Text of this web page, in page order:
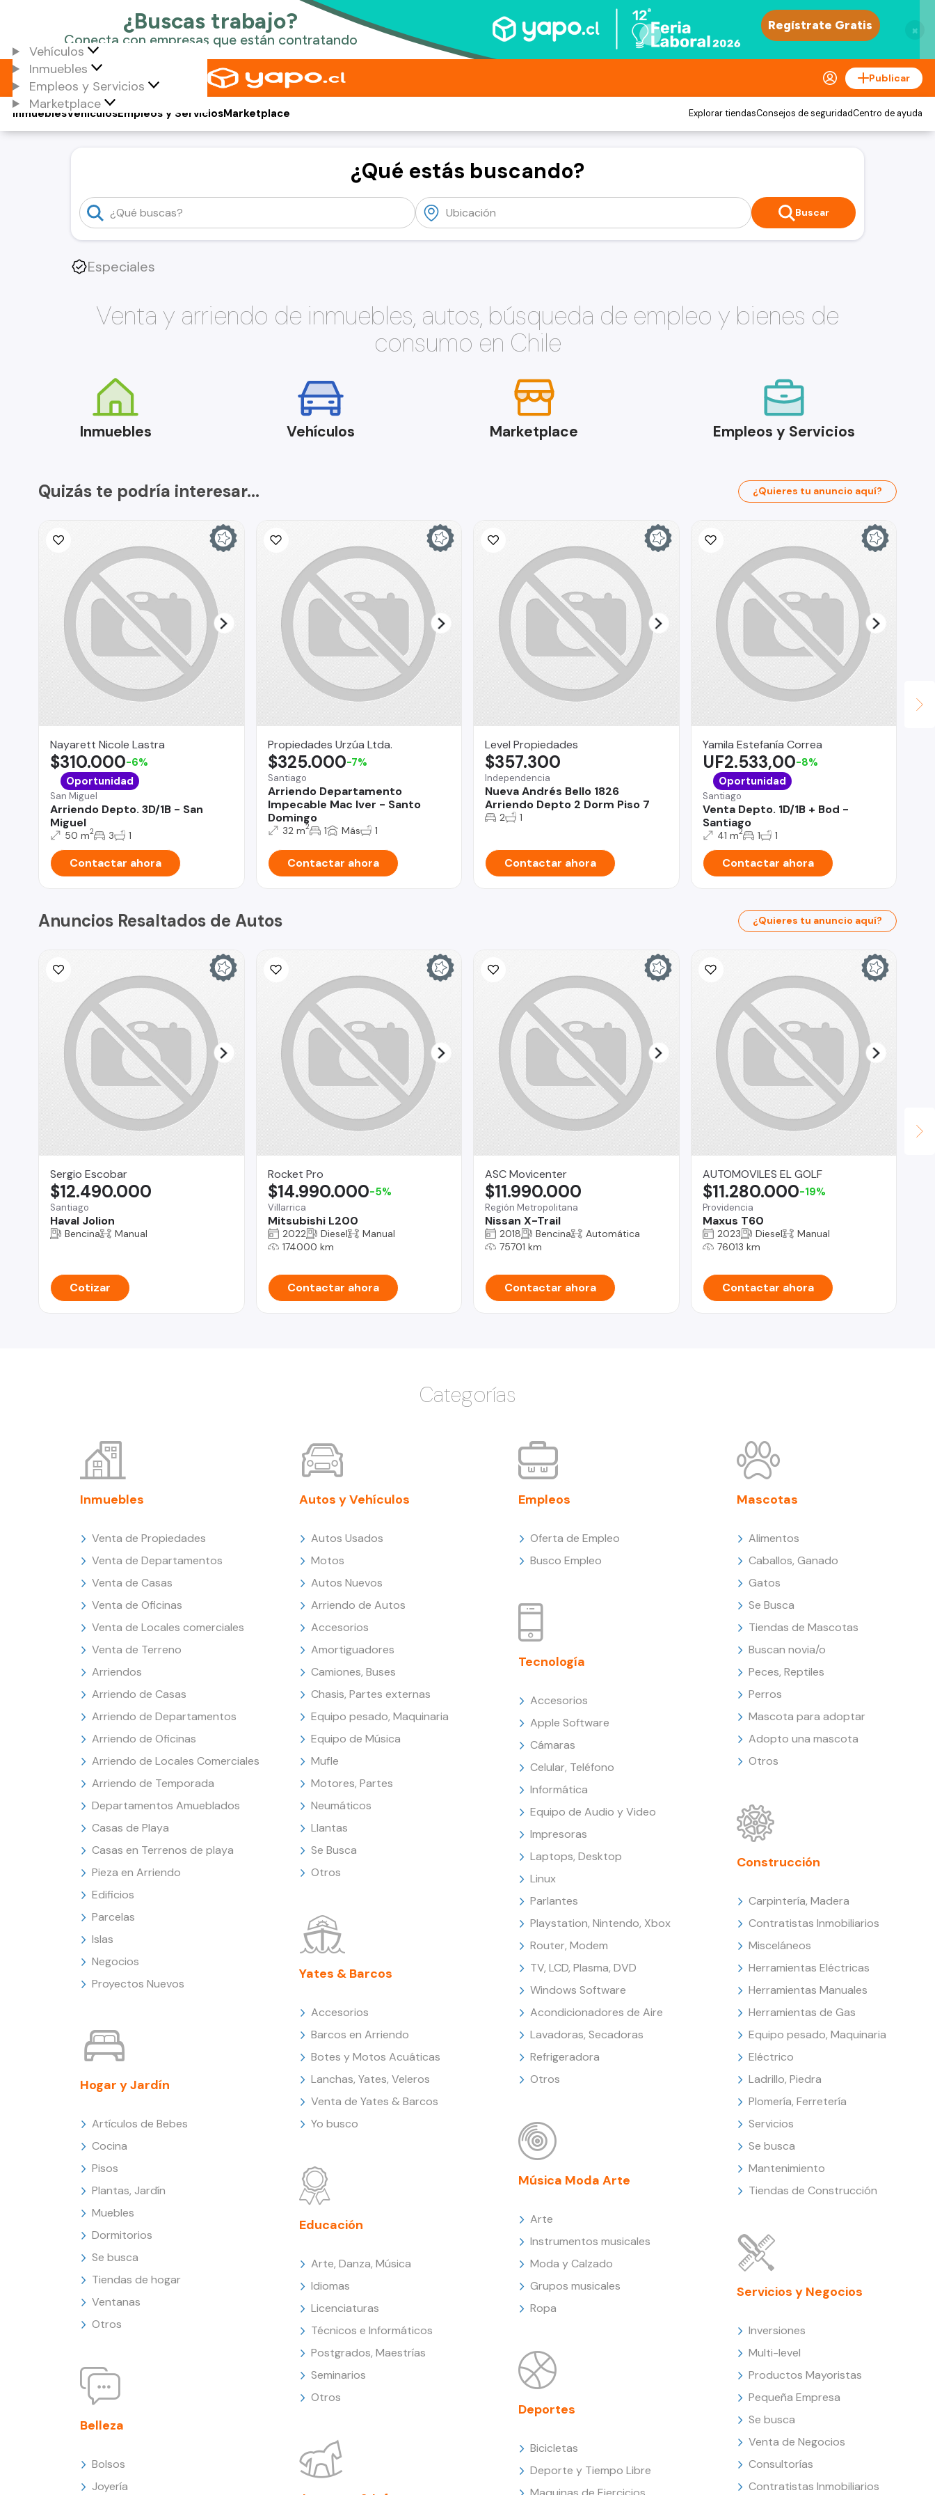
×
Vehículos
Inmuebles
Empleos y Servicios
Marketplace
Publicar
Vehículos
Inmuebles Empleos y ServiciosMarketplace Explorar tiendasConsejos de seguridadCentro de ayuda
¿Qué estás buscando?
Buscar
Especiales
Venta y arriendo de inmuebles, autos, búsqueda de empleo y bienes de
consumo en Chile
Inmuebles Vehículos Marketplace Empleos y Servicios
Quizás te podría interesar... ¿Quieres tu anuncio aquí?
Nayarett Nicole Lastra
San Miguel
Arriendo Depto. 3D/1B - San
Miguel
$310.000-6%
Oportunidad
50 m2 3 1
Contactar ahora
Propiedades Urzúa Ltda.
Santiago
Arriendo Departamento
Impecable Mac Iver - Santo
Domingo
$325.000-7%
32 m2 1 Más 1
Contactar ahora
Level Propiedades
Independencia
Nueva Andrés Bello 1826
Arriendo Depto 2 Dorm Piso 7
$357.300
2 1
Contactar ahora
Yamila Estefanía Correa
Santiago
Venta Depto. 1D/1B + Bod -
Santiago
UF2.533,00-8%
Oportunidad
41 m2 1 1
Contactar ahora
Anuncios Resaltados de Autos ¿Quieres tu anuncio aquí?
Sergio Escobar
Santiago
Haval Jolion
$12.490.000
Bencina Manual
Cotizar
Rocket Pro
Villarrica
Mitsubishi L200
$14.990.000-5%
2022 Diesel
Manual
174000 km
Contactar ahora
ASC Movicenter
Región Metropolitana
Nissan X-Trail
$11.990.000
2018 Bencina
Automática
75701 km
Contactar ahora
AUTOMOVILES EL GOLF
Providencia
Maxus T60
$11.280.000-19%
2023 Diesel
Manual
76013 km
Contactar ahora
Categorías
Inmuebles
Venta de Propiedades
Venta de Departamentos
Venta de Casas
Venta de Oficinas
Venta de Locales comerciales
Venta de Terreno
Arriendos
Arriendo de Casas
Arriendo de Departamentos
Arriendo de Oficinas
Arriendo de Locales Comerciales
Arriendo de Temporada
Departamentos Amueblados
Casas de Playa
Casas en Terrenos de playa
Pieza en Arriendo
Edificios
Parcelas
Islas
Negocios
Proyectos Nuevos
Hogar y Jardín
Artículos de Bebes
Cocina
Pisos
Plantas, Jardín
Muebles
Dormitorios
Se busca
Tiendas de hogar
Ventanas
Otros
Belleza
Bolsos
Joyería
Autos y Vehículos
Autos Usados
Motos
Autos Nuevos
Arriendo de Autos
Accesorios
Amortiguadores
Camiones, Buses
Chasis, Partes externas
Equipo pesado, Maquinaria
Equipo de Música
Mufle
Motores, Partes
Neumáticos
Llantas
Se Busca
Otros
Yates & Barcos
Accesorios
Barcos en Arriendo
Botes y Motos Acuáticas
Lanchas, Yates, Veleros
Venta de Yates & Barcos
Yo busco
Educación
Arte, Danza, Música
Idiomas
Licenciaturas
Técnicos e Informáticos
Postgrados, Maestrías
Seminarios
Otros
Empleos
Oferta de Empleo
Busco Empleo
Tecnología
Accesorios
Apple Software
Cámaras
Celular, Teléfono
Informática
Equipo de Audio y Video
Impresoras
Laptops, Desktop
Linux
Parlantes
Playstation, Nintendo, Xbox
Router, Modem
TV, LCD, Plasma, DVD
Windows Software
Acondicionadores de Aire
Lavadoras, Secadoras
Refrigeradora
Otros
Música Moda Arte
Arte
Instrumentos musicales
Moda y Calzado
Grupos musicales
Ropa
Deportes
Bicicletas
Deporte y Tiempo Libre
Mascotas
Alimentos
Caballos, Ganado
Gatos
Se Busca
Tiendas de Mascotas
Buscan novia/o
Peces, Reptiles
Perros
Mascota para adoptar
Adopto una mascota
Otros
Construcción
Carpintería, Madera
Contratistas Inmobiliarios
Misceláneos
Herramientas Eléctricas
Herramientas Manuales
Herramientas de Gas
Equipo pesado, Maquinaria
Eléctrico
Ladrillo, Piedra
Plomería, Ferretería
Servicios
Se busca
Mantenimiento
Tiendas de Construcción
Servicios y Negocios
Inversiones
Multi-level
Productos Mayoristas
Pequeña Empresa
Se busca
Venta de Negocios
Consultorías
Contratistas Inmobiliarios